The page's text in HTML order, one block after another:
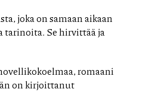
joka on samaan aikaan
tarinoita. Se hirvittää ja
romaani
on kirjoittanut